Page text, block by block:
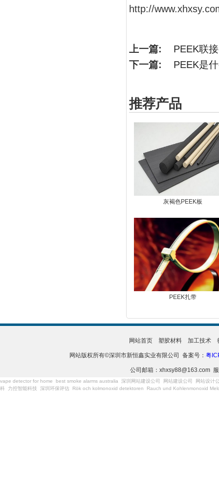
http://
上一篇: PEEK联
下一篇: PEEK是
推荐产品
灰褐色PEEK板
PEEK扎带
网站首页 塑胶材料 加工技术
网站版权所有©深圳市新恒鑫实业有限公司 备案号： 粤
公司邮箱：xhxsy88@163.com
vape detector for home best smoke alarms australia 深圳网站建设公司 网站建设公司
网站设计
科
力控智能科技 深圳环保评估 Rök och kolmonoxid detektoren Rauch und Kohlenmonoxid